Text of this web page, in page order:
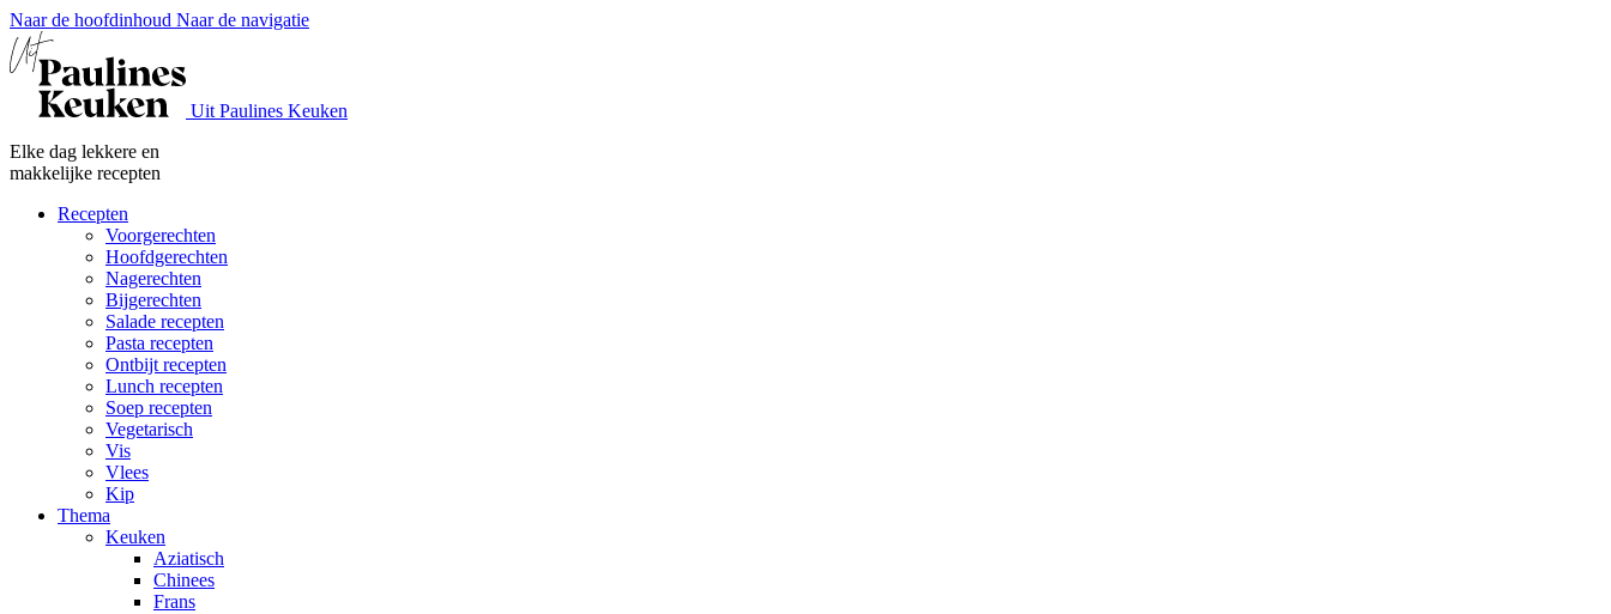
Naar de hoofdinhoud Naar de navigatie
Uit Paulines Keuken
Elke dag lekkere en
makkelijke recepten
Recepten
Voorgerechten
Hoofdgerechten
Nagerechten
Bijgerechten
Salade recepten
Pasta recepten
Ontbijt recepten
Lunch recepten
Soep recepten
Vegetarisch
Vis
Vlees
Kip
Thema
Keuken
Aziatisch
Chinees
Frans